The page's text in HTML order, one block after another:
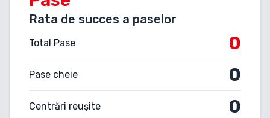
Rata de succes a paselor
Total Pase 0
Pase cheie 0
Centrări reușite 0